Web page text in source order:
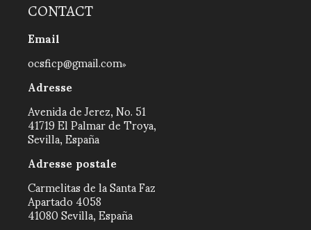
CONTACT
Email
ocsficp@gmail.com
Adresse
Avenida de Jerez, No. 51
41719 El Palmar de Troya,
Sevilla, España
Adresse postale
Carmelitas de la Santa Faz
Apartado 4058
41080 Sevilla, España